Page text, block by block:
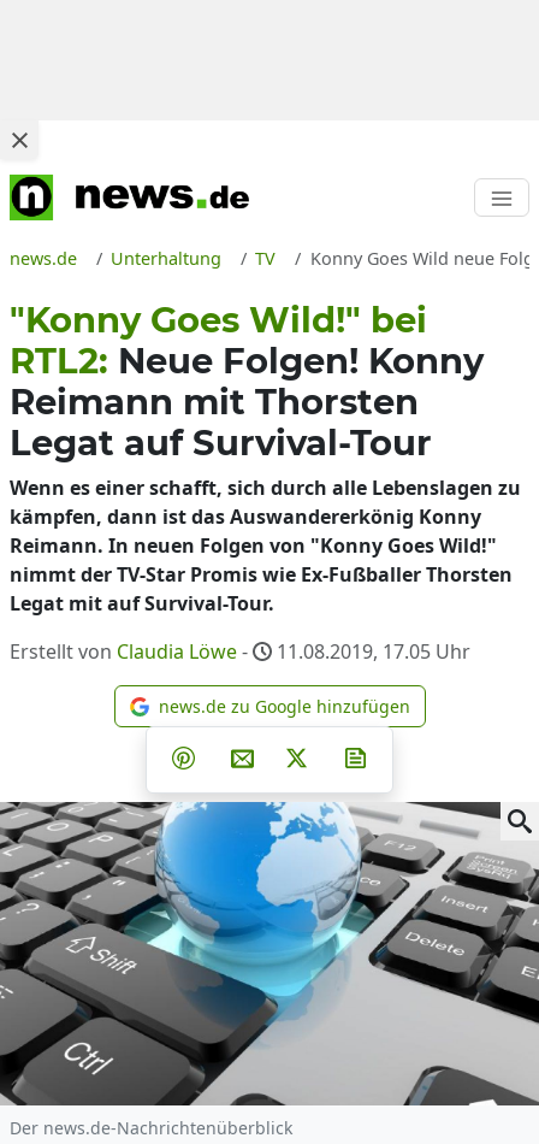
news.de Unterhaltung TV Konny Goes Wild neue
"Konny Goes Wild!" bei
RTL2: Neue Folgen! Konny
Reimann mit Thorsten
Legat auf Survival-Tour
Wenn es einer schafft, sich durch alle Lebenslagen zu
kämpfen, dann ist das Auswandererkönig Konny
Reimann. In neuen Folgen von "Konny Goes Wild!"
nimmt der TV-Star Promis wie Ex-Fußballer Thorsten
Legat mit auf Survival-Tour.
Erstellt von Claudia Löwe- 11.08.2019, 17.05 Uhr
news.de zu Google
news.de zu Google hinzufügen
Teilen auf Facebook
Teilen auf Whatsapp
Teilen auf Telegram
Teilen auf Pinterest
Per E-Mail teilen
Post auf X
Der news.de-Nachrichtenüberblick